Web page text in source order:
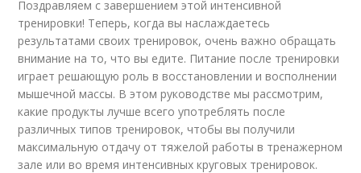
Поздравляем с завершением этой интенсивной
тренировки! Теперь, когда вы наслаждаетесь
результатами своих тренировок, очень важно обращать
внимание на то, что вы едите. Питание после тренировки
играет решающую роль в восстановлении и восполнении
мышечной массы. В этом руководстве мы рассмотрим,
какие продукты лучше всего употреблять после
различных типов тренировок, чтобы вы получили
максимальную отдачу от тяжелой работы в тренажерном
зале или во время интенсивных круговых тренировок.